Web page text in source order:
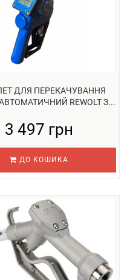
ДЛЯ ПЕРЕКАЧУВАННЯ
REWOLT З...
3 497 грн
ДО КОШИКА